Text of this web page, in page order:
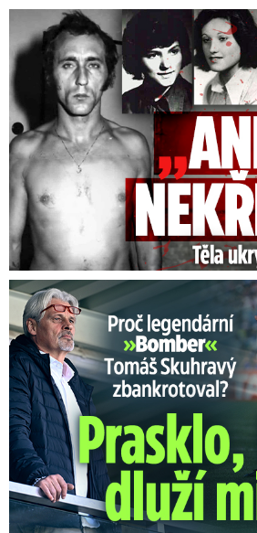
50 let od běsnění Somory: Těla dívek
Proč Skuhravý zbankrotoval? Prasklo,